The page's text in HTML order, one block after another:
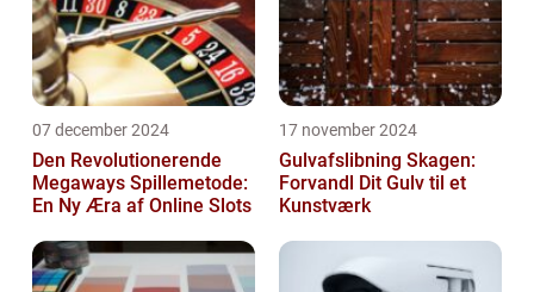
07 december 2024
Den Revolutionerende
Megaways Spillemetode:
En Ny Æra af Online Slots
17 november 2024
Gulvafslibning Skagen:
Forvandl Dit Gulv til et
Kunstværk